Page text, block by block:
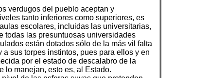
verdugos del pueblo aceptan y
tanto inferiores como superiores, es
escolares, incluidas las universitarias,
todas las presuntuosas universidades
están dotados sólo de la más vil falta
sus torpes instintos, pues para ellos y en
por el estado de descalabro de la
lo manejan, esto es, al Estado.